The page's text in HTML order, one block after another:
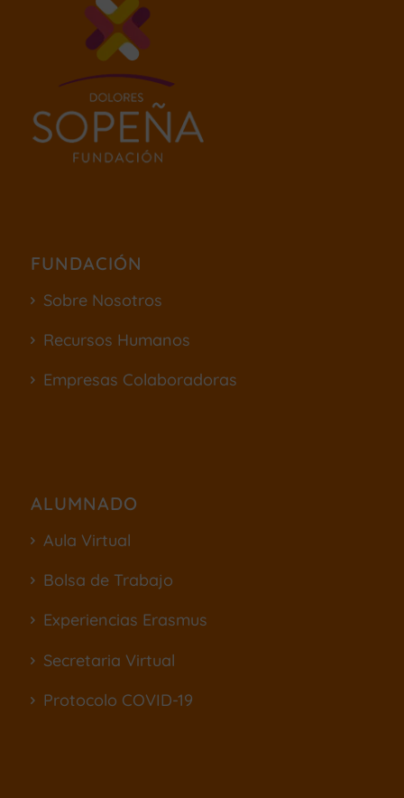
FUNDACIÓN
Sobre Nosotros
Recursos Humanos
Empresas Colaboradoras
ALUMNADO
Aula Virtual
Bolsa de Trabajo
Experiencias Erasmus
Secretaria Virtual
Protocolo COVID-19